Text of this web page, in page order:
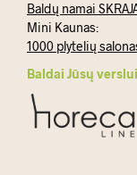
Baldų namai
Mini Kaunas:
1000 plytelių
Baldai Jūsų verslui